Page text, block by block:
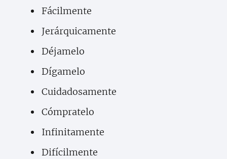
Fácilmente
Jerárquicamente
Déjamelo
Dígamelo
Cuidadosamente
Cómpratelo
Infinitamente
Difícilmente